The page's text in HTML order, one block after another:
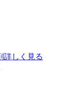
詳しく見る